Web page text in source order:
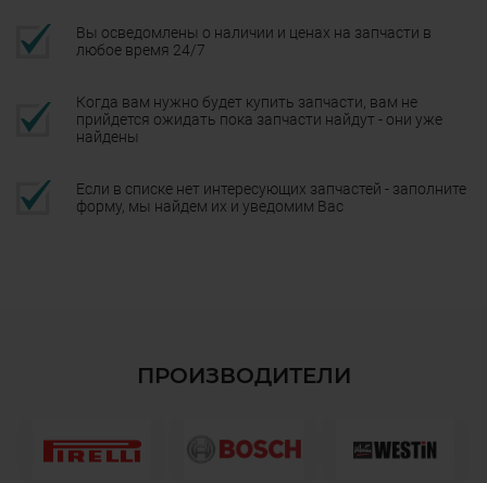
Вы осведомлены о наличии и ценах на запчасти в
любое время 24/7
Когда вам нужно будет купить запчасти, вам не
прийдется ожидать пока запчасти найдут - они уже
найдены
Если в списке нет интересующих запчастей - заполните
форму, мы найдем их и уведомим Вас
ПРОИЗВОДИТЕЛИ